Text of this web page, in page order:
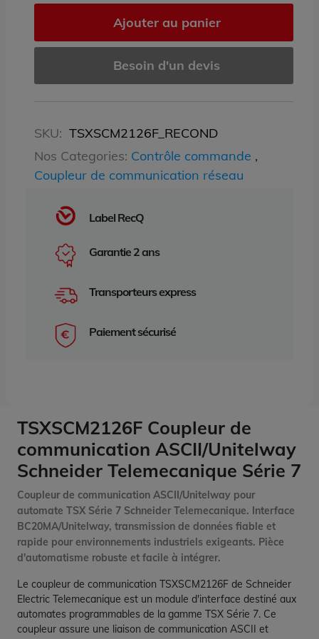
Ajouter au panier
Besoin d'un devis
SKU: TSXSCM2126F_RECOND
Nos Categories: Contrôle commande ,
Coupleur de communication réseau
Label RecQ
Garantie 2 ans
Transporteurs express
Paiement sécurisé
TSXSCM2126F Coupleur de
communication ASCII/Unitelway
Schneider Telemecanique Série 7
Coupleur de communication ASCII/Unitelway pour
automate TSX Série 7 Schneider Telemecanique. Interface
BC20MA/Unitelway, transmission de données fiable et
rapide pour environnements industriels exigeants. Pièce
d'automatisme robuste et facile à intégrer.
Le coupleur de communication TSXSCM2126F de Schneider
Electric Telemecanique est un module d'interface destiné aux
automates programmables de la gamme TSX Série 7. Ce
coupleur assure une liaison de communication ASCII et